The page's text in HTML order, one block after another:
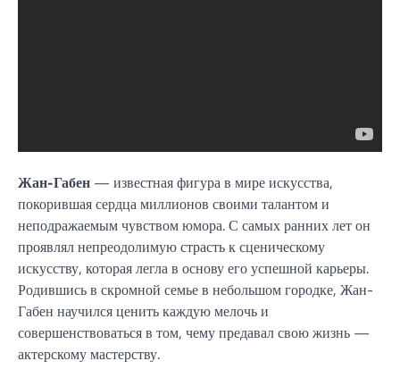
Жан-Габен — известная фигура в мире искусства,
покорившая сердца миллионов своими талантом и
неподражаемым чувством юмора. С самых ранних лет он
проявлял непреодолимую страсть к сценическому
искусству, которая легла в основу его успешной карьеры.
Родившись в скромной семье в небольшом городке, Жан-
Габен научился ценить каждую мелочь и
совершенствоваться в том, чему предавал свою жизнь —
актерскому мастерству.